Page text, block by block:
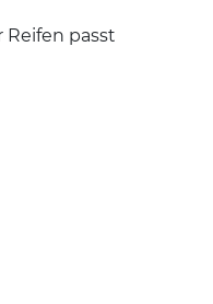
Reifen passt